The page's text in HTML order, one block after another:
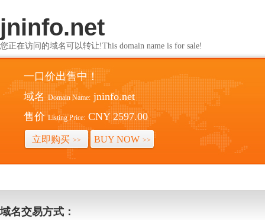
jninfo.net
您正在访问的域名可以转让!This domain name is for sale!
一口价出售中！
域名 Domain Name: jninfo.net
售价 Listing Price: CNY 2597.00
立即购买 >> BUY NOW >>
域名交易方式：